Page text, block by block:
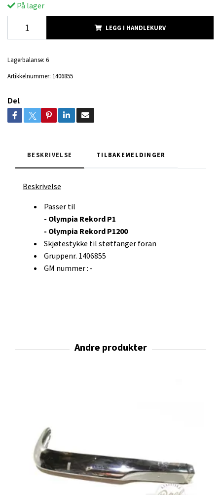
På lager
LEGG I HANDLEKURV
Lagerbalanse: 6
Artikkelnummer: 1406855
Del
BESKRIVELSE TILBAKEMELDINGER
Beskrivelse
Passer til
- Olympia Rekord P1
- Olympia Rekord P1200
Skjøtestykke til støtfanger foran
Gruppenr. 1406855
GM nummer : -